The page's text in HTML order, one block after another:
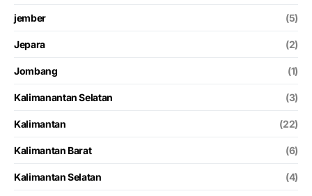
jember (5)
Jepara (2)
Jombang (1)
Kalimanantan Selatan (3)
Kalimantan (22)
Kalimantan Barat (6)
Kalimantan Selatan (4)